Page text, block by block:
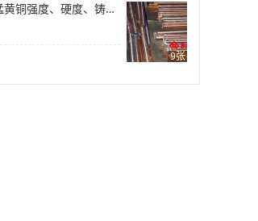
ZCuZn40Mn2铸造锰黄铜强度、硬度、铸件供应
9张